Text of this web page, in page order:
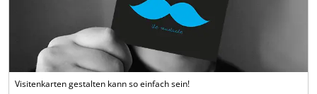
Visitenkarten gestalten kann so einfach sein!